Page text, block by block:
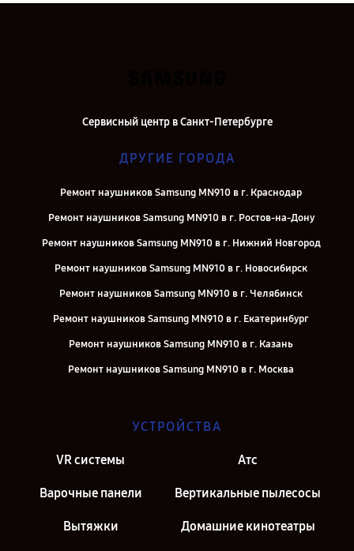
Сервисный центр в Санкт-Петербурге
ДРУГИЕ ГОРОДА
Ремонт наушников Samsung MN910 в г. Краснодар
Ремонт наушников Samsung MN910 в г. Ростов-на-Дону
Ремонт наушников Samsung MN910 в г. Нижний Новгород
Ремонт наушников Samsung MN910 в г. Новосибирск
Ремонт наушников Samsung MN910 в г. Челябинск
Ремонт наушников Samsung MN910 в г. Екатеринбург
Ремонт наушников Samsung MN910 в г. Казань
Ремонт наушников Samsung MN910 в г. Москва
УСТРОЙСТВА
VR системы Атс
Варочные панели Вертикальные пылесосы
Вытяжки Домашние кинотеатры